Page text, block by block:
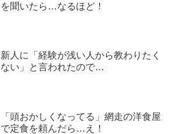
を聞いたら…なるほど！
新人に「経験が浅い人から教わりたく
ない」と言われたので…
「頭おかしくなってる」網走の洋食屋
で定食を頼んだら…え！